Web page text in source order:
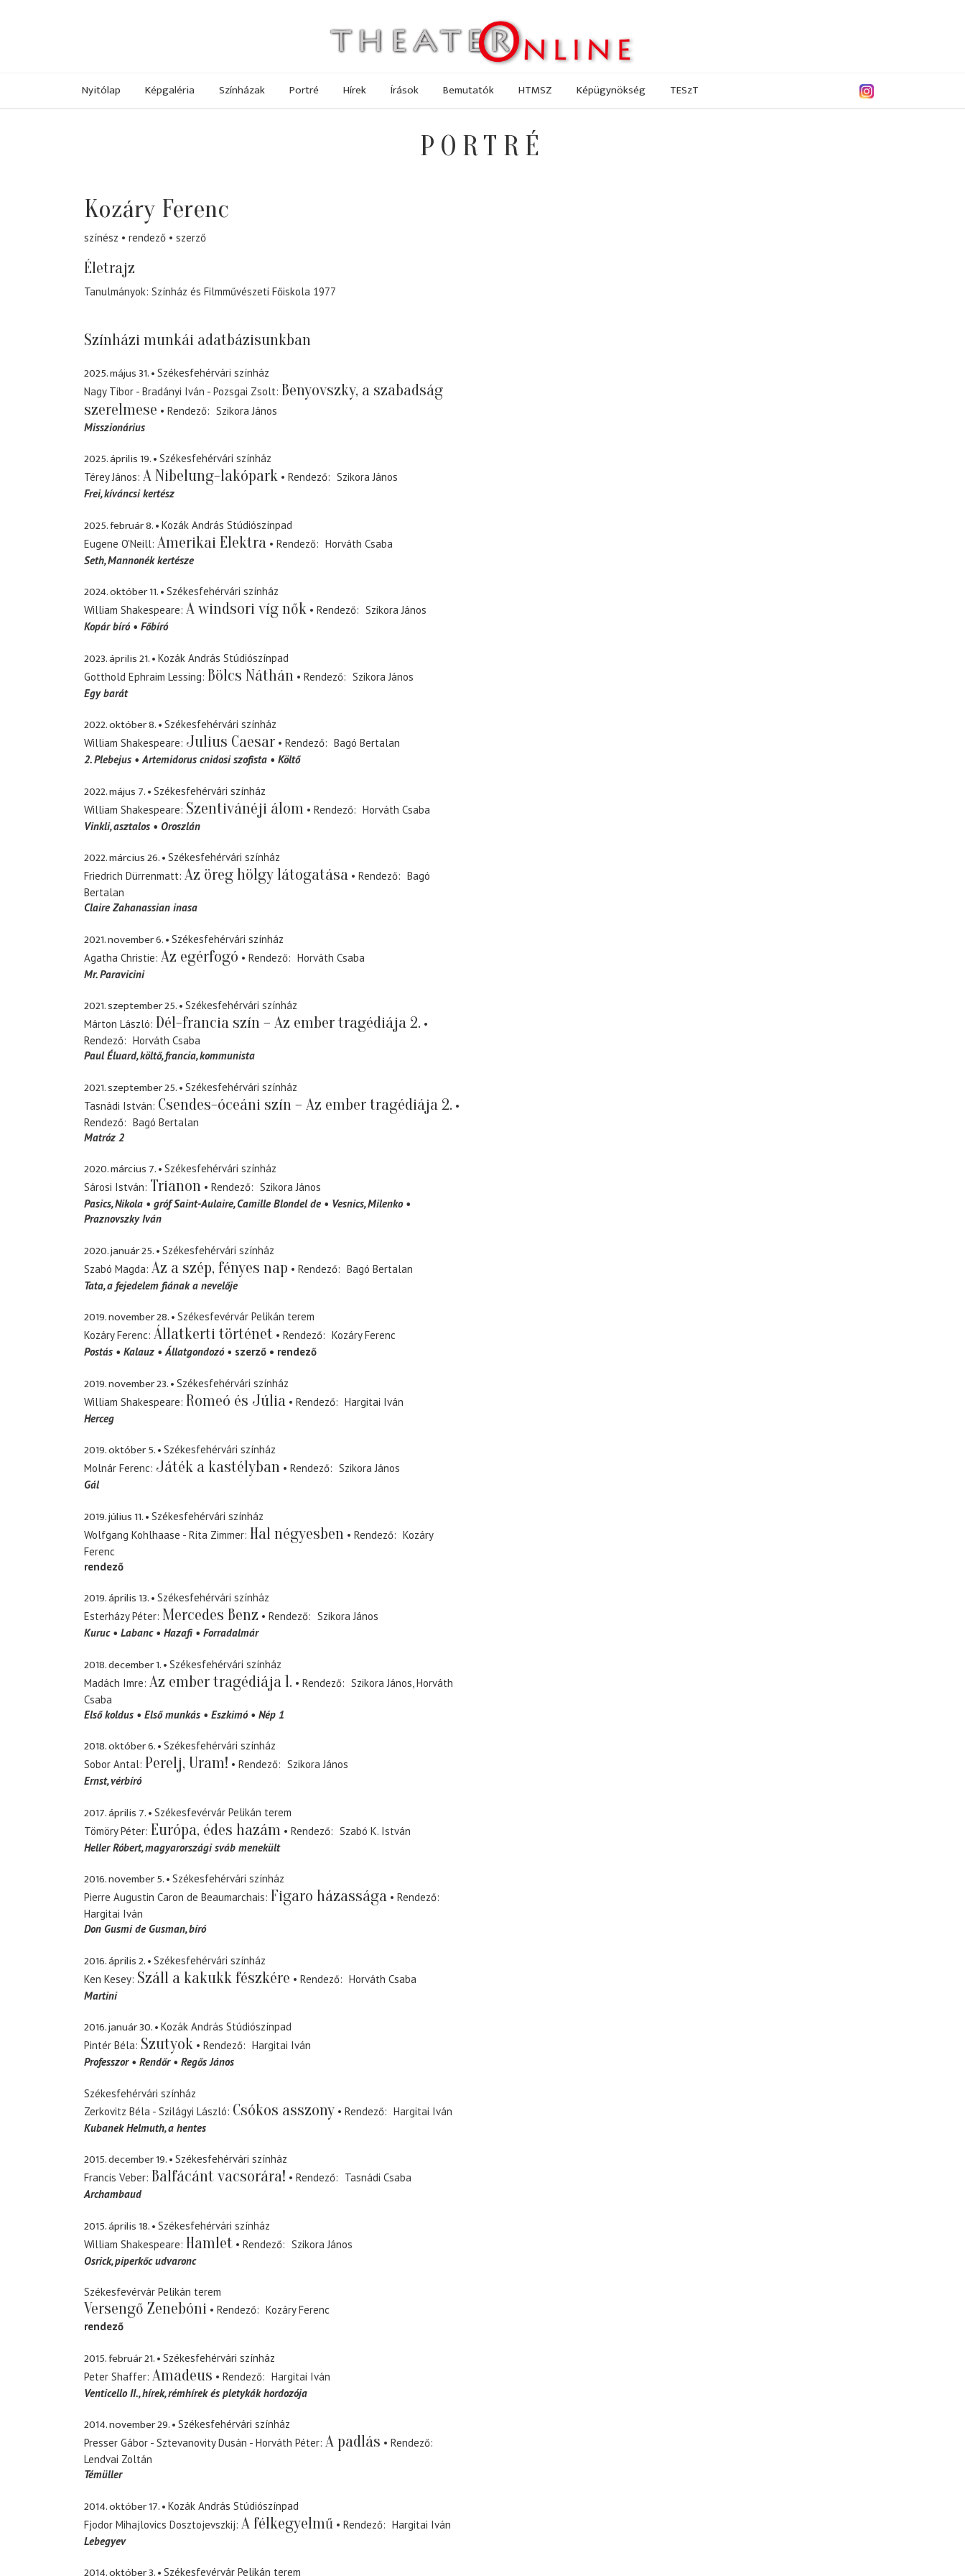
Nyitólap Képgaléria Színházak Portré Hírek Írások Bemutatók HTMSZ Képügynökség TESzT
PORTRÉ
Kozáry Ferenc
színész rendező szerző
Életrajz
Tanulmányok: Színház és Filmművészeti Főiskola 1977
Színházi munkái adatbázisunkban
2025. május 31.
Székesfehérvári színház
Nagy Tibor - Bradányi Iván - Pozsgai Zsolt Benyovszky, a szabadság
szerelmese
Rendező
Szikora János
Misszionárius
2025. április 19.
Székesfehérvári színház
Térey János A Nibelung-lakópark Rendező
Szikora János
Frei kíváncsi kertész
2025. február 8.
Kozák András Stúdiószínpad
Eugene O'Neill Amerikai Elektra Rendező
Horváth Csaba
Seth Mannonék kertésze
2024. október 11.
Székesfehérvári színház
William Shakespeare A windsori víg nők Rendező
Szikora János
Kopár bíró
Főbíró
2023. április 21.
Kozák András Stúdiószínpad
Gotthold Ephraim Lessing Bölcs Náthán Rendező
Szikora János
Egy barát
2022. október 8.
Székesfehérvári színház
William Shakespeare Julius Caesar Rendező
Bagó Bertalan
2. Plebejus
Artemidorus cnidosi szofista Költő
2022. május 7.
Székesfehérvári színház
William Shakespeare Szentivánéji álom Rendező
Horváth Csaba
Vinkli asztalos Oroszlán
2022. március 26.
Székesfehérvári színház
Friedrich Dürrenmatt Az öreg hölgy látogatása Rendező
Bagó
Bertalan
Claire Zahanassian inasa
2021. november 6.
Székesfehérvári színház
Agatha Christie Az egérfogó Rendező
Horváth Csaba
Mr. Paravicini
2021. szeptember 25.
Székesfehérvári színház
Márton László Dél-francia szín – Az ember tragédiája 2.
Rendező
Horváth Csaba
Paul Éluard költő, francia, kommunista
2021. szeptember 25.
Székesfehérvári színház
Tasnádi István Csendes-óceáni szín – Az ember tragédiája 2.
Rendező
Bagó Bertalan
Matróz 2
2020. március 7.
Székesfehérvári színház
Sárosi István Trianon Rendező
Szikora János
Pasics, Nikola
gróf Saint-Aulaire, Camille Blondel de
Vesnics, Milenko
Praznovszky Iván
2020. január 25.
Székesfehérvári színház
Szabó Magda Az a szép, fényes nap Rendező
Bagó Bertalan
Tata a fejedelem fiának a nevelője
2019. november 28.
Székesfevérvár Pelikán terem
Kozáry Ferenc Állatkerti történet Rendező
Kozáry Ferenc
Postás
Kalauz Állatgondozó szerző rendező
2019. november 23.
Székesfehérvári színház
William Shakespeare Romeó és Júlia Rendező
Hargitai Iván
Herceg
2019. október 5.
Székesfehérvári színház
Molnár Ferenc Játék a kastélyban Rendező
Szikora János
Gál
2019. július 11.
Székesfehérvári színház
Wolfgang Kohlhaase - Rita Zimmer Hal négyesben Rendező
Kozáry
Ferenc
rendező
2019. április 13.
Székesfehérvári színház
Esterházy Péter Mercedes Benz Rendező
Szikora János
Kuruc
Labanc Hazafi Forradalmár
2018. december 1.
Székesfehérvári színház
Madách Imre Az ember tragédiája 1. Rendező Szikora János Horváth
Csaba
Első koldus
Első munkás Eszkimó Nép 1
2018. október 6.
Székesfehérvári színház
Sobor Antal Perelj, Uram! Rendező
Szikora János
Ernst vérbíró
2017. április 7.
Székesfevérvár Pelikán terem
Tömöry Péter Európa, édes hazám Rendező
Szabó K. István
Heller Róbert magyarországi sváb menekült
2016. november 5.
Székesfehérvári színház
Pierre Augustin Caron de Beaumarchais Figaro házassága
Rendező
Hargitai Iván
Don Gusmi de Gusman bíró
2016. április 2.
Székesfehérvári színház
Ken Kesey Száll a kakukk fészkére Rendező
Horváth Csaba
Martini
2016. január 30.
Kozák András Stúdiószínpad
Pintér Béla Szutyok Rendező
Hargitai Iván
Professzor
Rendőr Regős János
Székesfehérvári színház
Zerkovitz Béla - Szilágyi László Csókos asszony Rendező
Hargitai Iván
Kubanek Helmuth a hentes
2015. december 19.
Székesfehérvári színház
Francis Veber Balfácánt vacsorára! Rendező
Tasnádi Csaba
Archambaud
2015. április 18.
Székesfehérvári színház
William Shakespeare Hamlet Rendező
Szikora János
Osrick piperkőc udvaronc
Székesfevérvár Pelikán terem
Versengő Zenebóni Rendező
Kozáry Ferenc
rendező
2015. február 21.
Székesfehérvári színház
Peter Shaffer Amadeus Rendező
Hargitai Iván
Venticello II. hírek, rémhírek és pletykák hordozója
2014. november 29.
Székesfehérvári színház
Presser Gábor - Sztevanovity Dusán - Horváth Péter A padlás
Rendező
Lendvai Zoltán
Témüller
2014. október 17.
Kozák András Stúdiószínpad
Fjodor Mihajlovics Dosztojevszkij A félkegyelmű Rendező
Hargitai Iván
Lebegyev
Székesfevérvár Pelikán terem